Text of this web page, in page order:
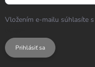
Vložením e-mailu súhlasíte s
Prihlásiť sa